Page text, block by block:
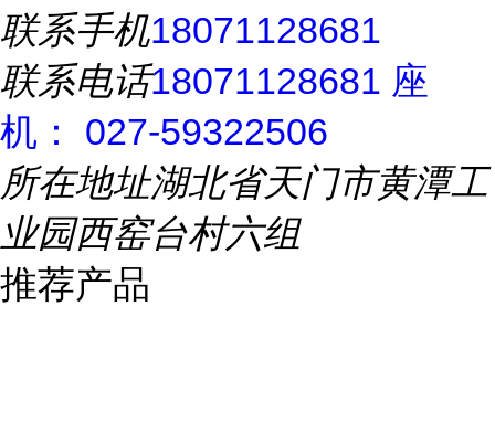
联系手机18071128681
联系电话18071128681 座
机： 027-59322506
所在地址湖北省天门市黄潭工
业园西窑台村六组
推荐产品